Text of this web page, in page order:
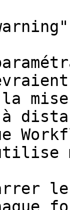
le